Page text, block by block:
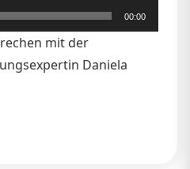
00:00
mit der
Daniela